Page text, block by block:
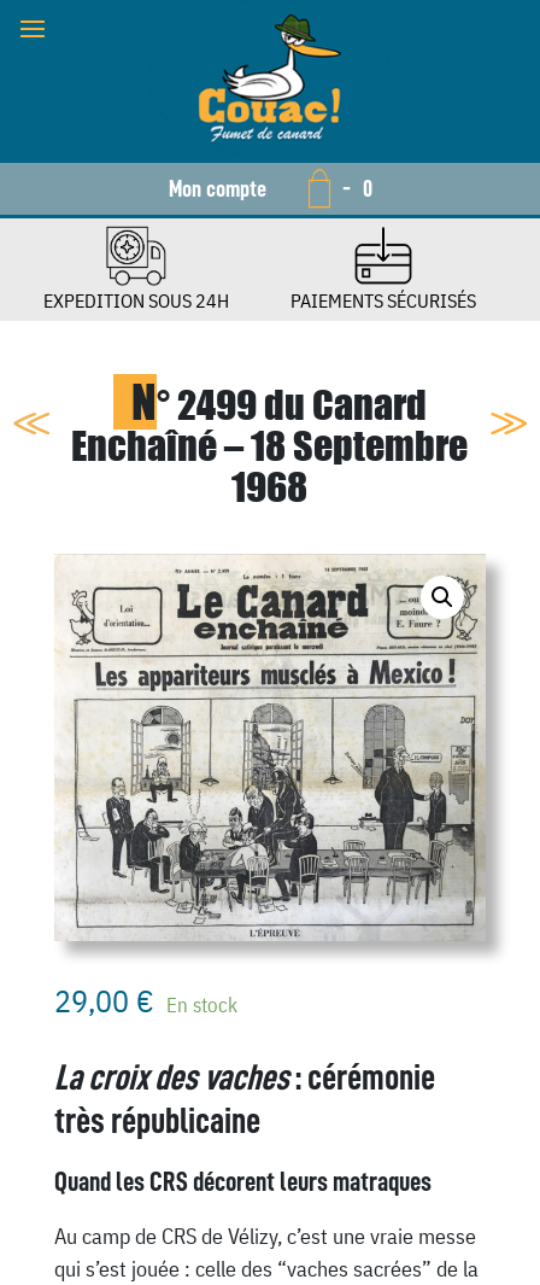
Mon compte - 0
EXPEDITION SOUS 24H PAIEMENTS SÉCURISÉS
N° 2499 du Canard
Enchaîné – 18 Septembre
1968
29,00 € En stock
La croix des vaches: cérémonie
très républicaine
Quand les CRS décorent leurs matraques
Au camp de CRS de Vélizy, c’est une vraie messe
qui s’est jouée : celle des “vaches sacrées” de la